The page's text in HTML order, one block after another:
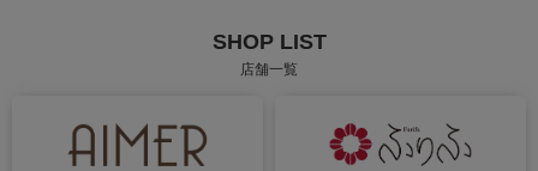
SHOP LIST
店舗一覧